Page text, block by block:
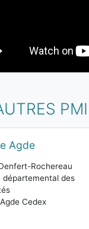
Agde
Rochereau
départemental des
Cedex